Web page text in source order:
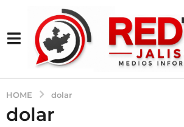
HOME dolar
dolar